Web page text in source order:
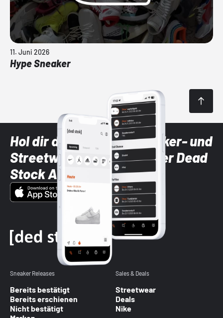
11. Juni 2026
Hype Sneaker
Hol dir die neuesten Sneaker- und
Streetwear-Brands mit der Dead
Stock App
Sneaker Releases
Bereits bestätigt
Bereits erschienen
Nicht bestätigt
Sales & Deals
Streetwear
Deals
Nike